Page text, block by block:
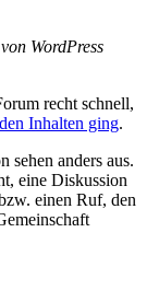
WordPress
recht schnell,
Inhalten ging.
sehen anders aus.
eine Diskussion
einen Ruf, den